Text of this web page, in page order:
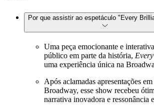
Por que assistir ao espetáculo "Every
Uma peça emocionante e
público em parte da história,
uma experiência única na
Após aclamadas apresentações
Broadway, esse show recebeu
narrativa inovadora e ressonância